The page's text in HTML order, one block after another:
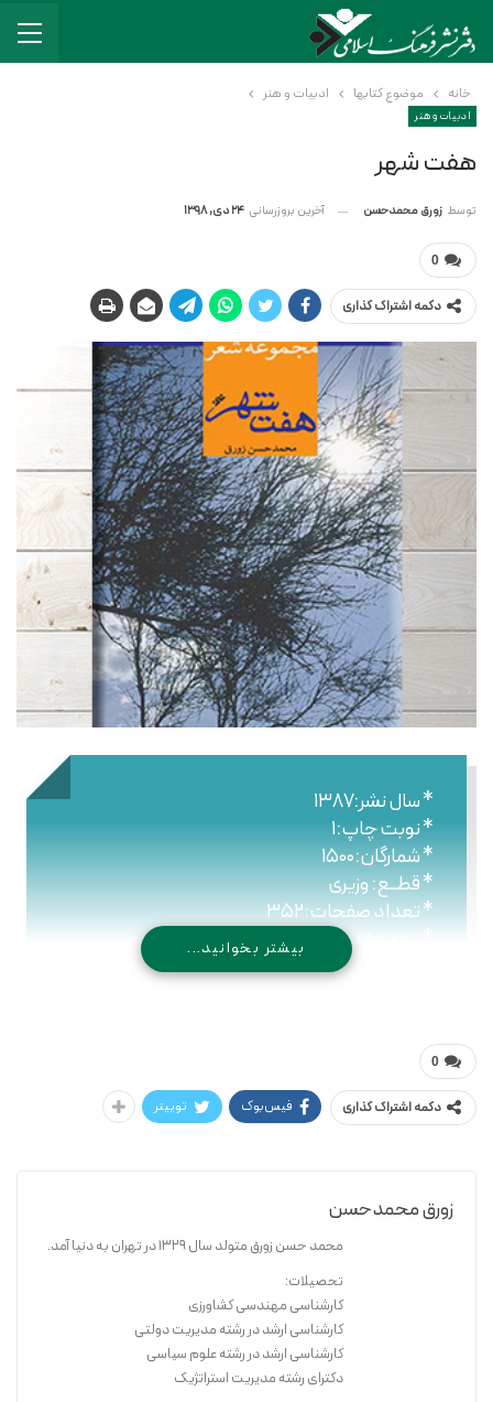
خانه موضوع کتابها ادبیات و هنر
ادبیات و هنر
هفت شهر
توسط زورق محمدحسن آخرین بروزرسانی 24 دی, 1398
0
دکمه اشتراک گذاری
* سال نشر:۱۳۸۷
* نوبت چاپ:۱
* شمارگان:۱۵۰۰
* قطــع: وزیری
* تعداد صفحات:۳۵۲
* نـوع جلـد: سلیفونبیشتر بخوانید...
0
دکمه اشتراک گذاری فیس‌بوک توییتر
زورق محمدحسن
محمد حسن زورق متولد سال 1329 در تهران به دنیا آمد.
تحصیلات:
کارشناسی مهندسی کشاورزی
کارشناسی ارشد در رشته مدیریت دولتی
کارشناسی ارشد در رشته علوم سیاسی
دکترای رشته مدیریت استراتژیک